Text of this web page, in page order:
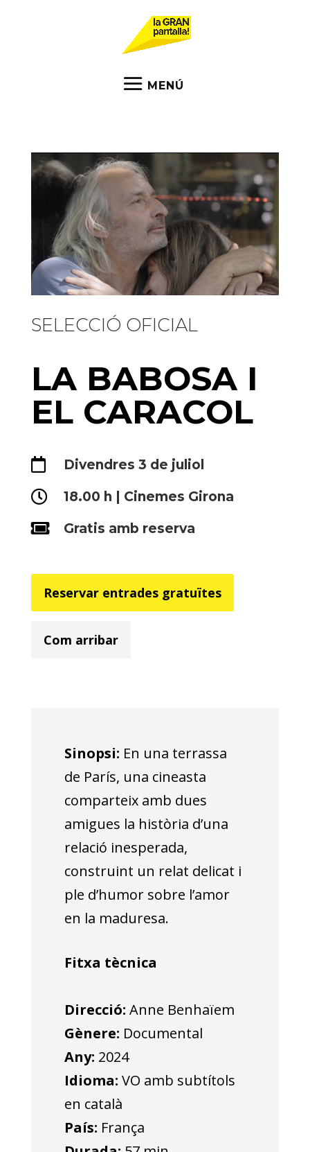
SELECCIÓ OFICIAL
LA BABOSA I
EL CARACOL
 Divendres 3 de juliol
 18.00 h | Cinemes Girona
 Gratis amb reserva
Reservar entrades gratuïtes
Com arribar
Sinopsi: En una terrassa
de París, una cineasta
comparteix amb dues
amigues la història d’una
relació inesperada,
construint un relat delicat i
ple d’humor sobre l’amor
en la maduresa.
Fitxa tècnica
Direcció: Anne Benhaïem
Gènere: Documental
Any: 2024
Idioma: VO amb subtítols
en català
País: França